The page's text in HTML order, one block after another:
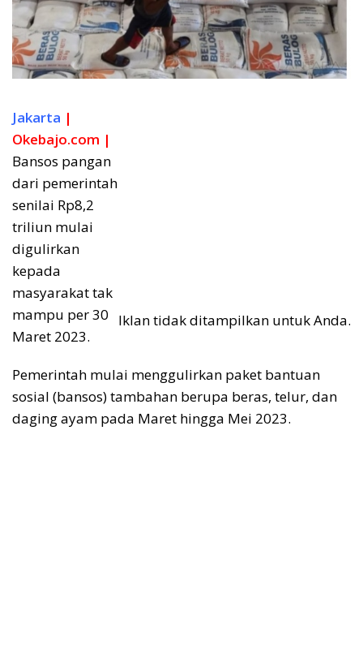
Iklan tidak ditampilkan untuk Anda.
Jakarta |
Okebajo.com |
Bansos pangan
dari pemerintah
senilai Rp8,2
triliun mulai
digulirkan
kepada
masyarakat tak
mampu per 30
Maret 2023.
Pemerintah mulai menggulirkan paket bantuan
sosial (bansos) tambahan berupa beras, telur, dan
daging ayam pada Maret hingga Mei 2023.